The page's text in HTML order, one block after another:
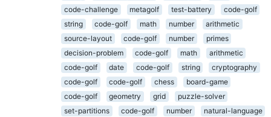
code-challenge
metagolf test-battery
code-golf
string
code-golf math number
arithmetic
source-layout
code-golf number
primes
decision-problem
code-golf math
arithmetic
code-golf
date code-golf string
cryptography
code-golf
code-golf chess
board-game
code-golf
geometry grid
puzzle-solver
set-partitions
code-golf number
natural-language